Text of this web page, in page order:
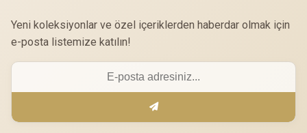
Yeni koleksiyonlar ve özel içeriklerden haberdar olmak için
e-posta listemize katılın!